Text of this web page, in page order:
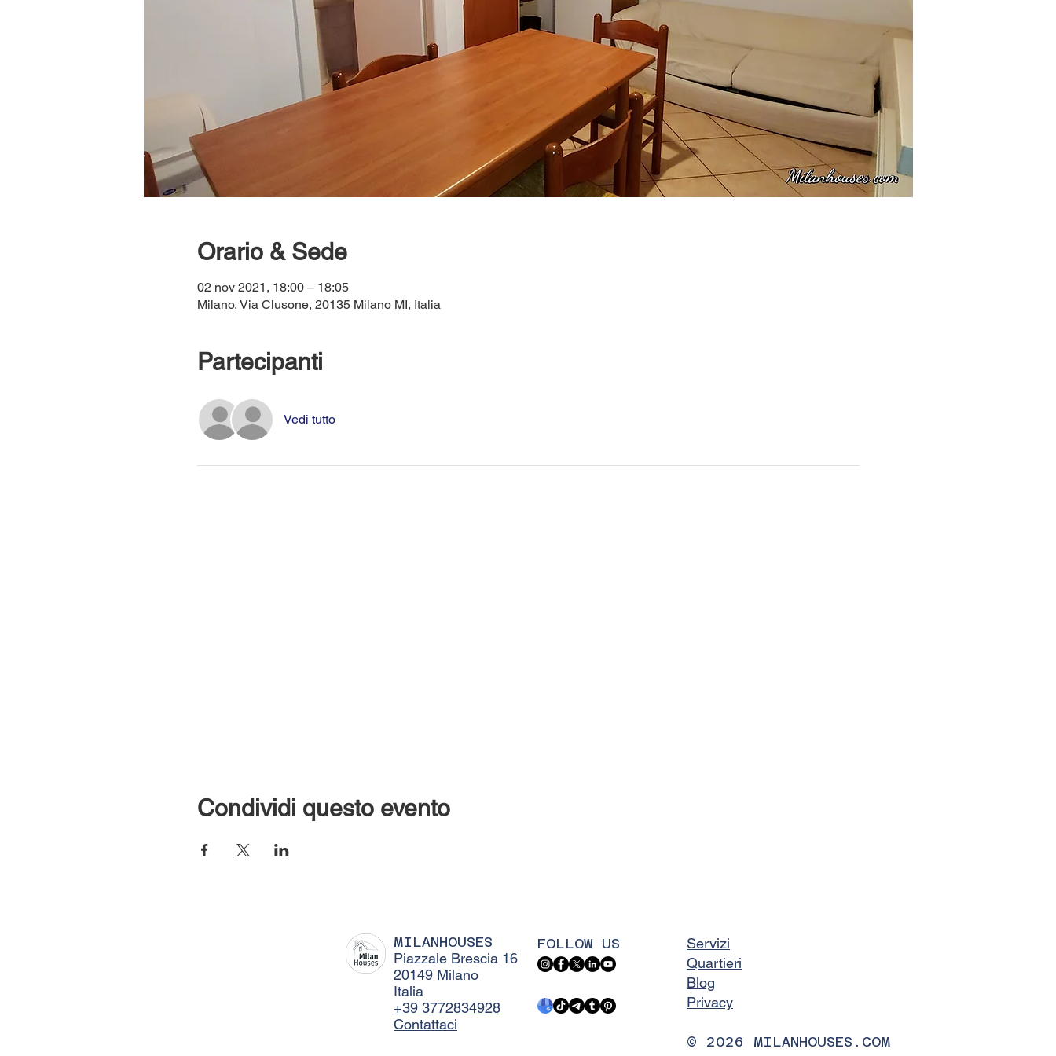
Orario & Sede
02 nov 2021, 18:00 – 18:05
Milano, Via Clusone, 20135 Milano MI, Italia
Partecipanti
Vedi tutto
Condividi questo evento
MILANHOUSES
Piazzale Brescia 16
20149 Milano
Italia
+39 3772834928
Contattaci
FOLLOW US
Servizi
Quartieri
Blog
Privacy
© 2026 MILANHOUSES.COM